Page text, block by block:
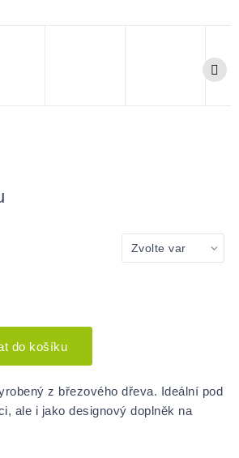
do košíku
z březového dřeva. Ideální pod
ale i jako designový doplněk na